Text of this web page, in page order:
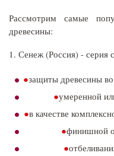
Рассмотрим самые
древесины:
1. Сенеж (Россия) - серия
защиты древесины
умеренной
в качестве
финишной